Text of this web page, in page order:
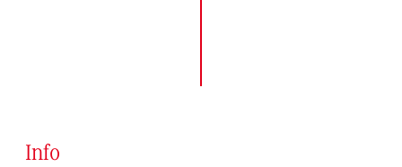
Info